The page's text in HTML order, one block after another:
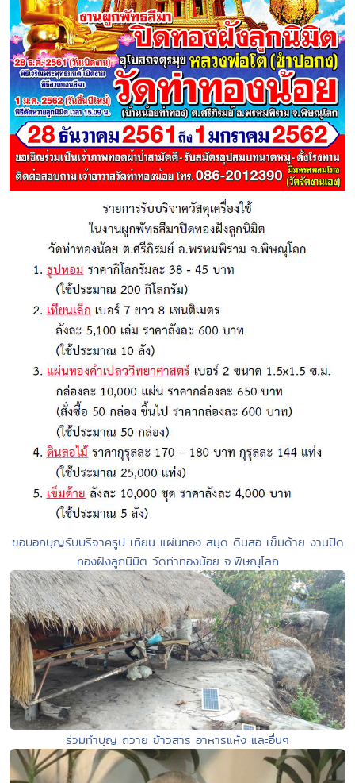
ขอบอกบุญรับบริจาคธูป เทียน แผ่นทอง สมุด ดินสอ เข็มด้าย งานปิด
ทองฝังลูกนิมิต วัดท่าทองน้อย จ.พิษณุโลก
ร่วมทำบุญ ถวาย ข้าวสาร อาหารแห้ง และอื่นๆ